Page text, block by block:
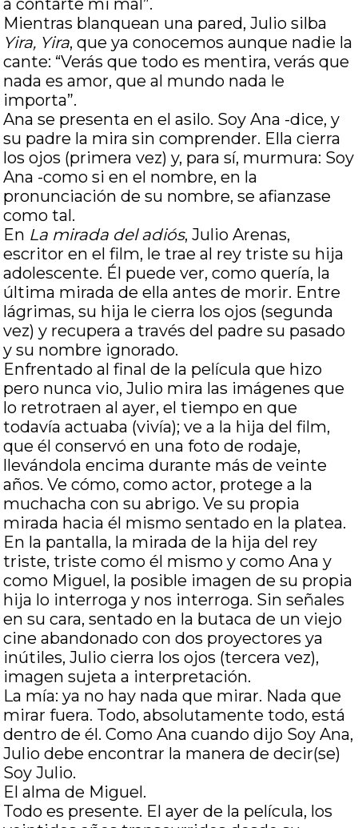
a contarte mi mal”.
Mientras blanquean una pared, Julio silba
Yira, Yira, que ya conocemos aunque nadie la
cante: “Verás que todo es mentira, verás que
nada es amor, que al mundo nada le
importa”.
Ana se presenta en el asilo. Soy Ana -dice, y
su padre la mira sin comprender. Ella cierra
los ojos (primera vez) y, para sí, murmura: Soy
Ana -como si en el nombre, en la
pronunciación de su nombre, se afianzase
como tal.
En La mirada del adiós, Julio Arenas,
escritor en el film, le trae al rey triste su hija
adolescente. Él puede ver, como quería, la
última mirada de ella antes de morir. Entre
lágrimas, su hija le cierra los ojos (segunda
vez) y recupera a través del padre su pasado
y su nombre ignorado.
Enfrentado al final de la película que hizo
pero nunca vio, Julio mira las imágenes que
lo retrotraen al ayer, el tiempo en que
todavía actuaba (vivía); ve a la hija del film,
que él conservó en una foto de rodaje,
llevándola encima durante más de veinte
años. Ve cómo, como actor, protege a la
muchacha con su abrigo. Ve su propia
mirada hacia él mismo sentado en la platea.
En la pantalla, la mirada de la hija del rey
triste, triste como él mismo y como Ana y
como Miguel, la posible imagen de su propia
hija lo interroga y nos interroga. Sin señales
en su cara, sentado en la butaca de un viejo
cine abandonado con dos proyectores ya
inútiles, Julio cierra los ojos (tercera vez),
imagen sujeta a interpretación.
La mía: ya no hay nada que mirar. Nada que
mirar fuera. Todo, absolutamente todo, está
dentro de él. Como Ana cuando dijo Soy Ana,
Julio debe encontrar la manera de decir(se)
Soy Julio.
El alma de Miguel.
Todo es presente. El ayer de la película, los